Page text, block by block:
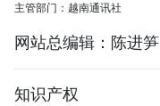
主管部门：越南通讯社
网站总编辑：陈进笋
知识产权